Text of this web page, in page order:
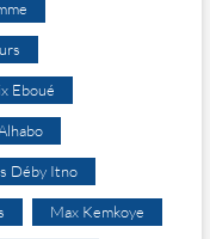
Eboué
Déby Itno
Max Kemkoye